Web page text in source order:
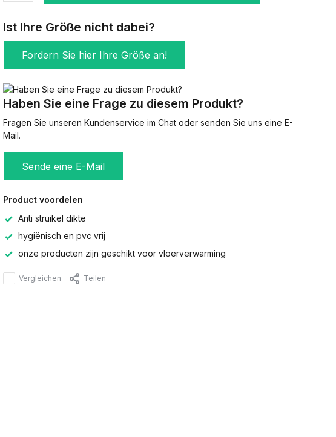
Ist Ihre Größe nicht dabei?
Fordern Sie hier Ihre Größe an!
Haben Sie eine Frage zu diesem Produkt?
Fragen Sie unseren Kundenservice im Chat oder senden Sie uns eine E-
Mail.
Sende eine E-Mail
Product voordelen
Anti struikel dikte
hygiënisch en pvc vrij
onze producten zijn geschikt voor vloerverwarming
Vergleichen Teilen